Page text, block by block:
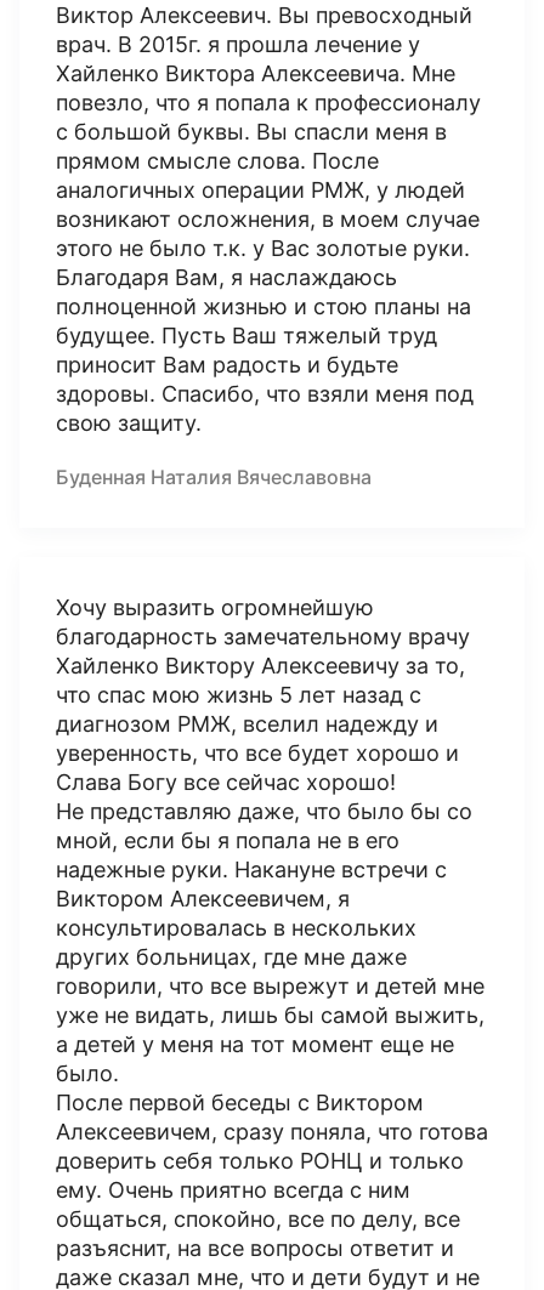
Виктор Алексеевич. Вы превосходный
врач. В 2015г. я прошла лечение у
Хайленко Виктора Алексеевича. Мне
повезло, что я попала к профессионалу
с большой буквы. Вы спасли меня в
прямом смысле слова. После
аналогичных операции РМЖ, у людей
возникают осложнения, в моем случае
этого не было т.к. у Вас золотые руки.
Благодаря Вам, я наслаждаюсь
полноценной жизнью и стою планы на
будущее. Пусть Ваш тяжелый труд
приносит Вам радость и будьте
здоровы. Спасибо, что взяли меня под
свою защиту.
Буденная Наталия Вячеславовна
Хочу выразить огромнейшую
благодарность замечательному врачу
Хайленко Виктору Алексеевичу за то,
что спас мою жизнь 5 лет назад с
диагнозом РМЖ, вселил надежду и
уверенность, что все будет хорошо и
Слава Богу все сейчас хорошо!
Не представляю даже, что было бы со
мной, если бы я попала не в его
надежные руки. Накануне встречи с
Виктором Алексеевичем, я
консультировалась в нескольких
других больницах, где мне даже
говорили, что все вырежут и детей мне
уже не видать, лишь бы самой выжить,
а детей у меня на тот момент еще не
было.
После первой беседы с Виктором
Алексеевичем, сразу поняла, что готова
доверить себя только РОНЦ и только
ему. Очень приятно всегда с ним
общаться, спокойно, все по делу, все
разъяснит, на все вопросы ответит и
даже сказал мне, что и дети будут и не